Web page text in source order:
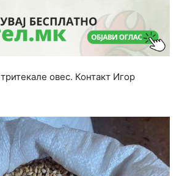
овес. Контакт Игор